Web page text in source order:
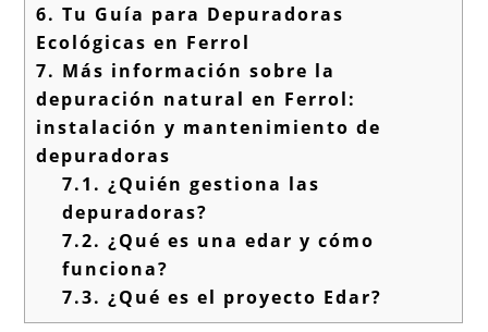
6. Tu Guía para Depuradoras
Ecológicas en Ferrol
7. Más información sobre la
depuración natural en Ferrol:
instalación y mantenimiento de
depuradoras
7.1. ¿Quién gestiona las
depuradoras?
7.2. ¿Qué es una edar y cómo
funciona?
7.3. ¿Qué es el proyecto Edar?